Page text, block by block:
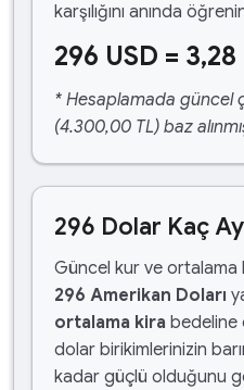
karşılığını anında
296 USD =
* Hesaplamada güncel
(4.300,00 TL) baz
296 Dolar Kaç
Güncel kur ve
296 Amerikan Doları
ortalama kira bedeline
dolar birikimlerinizin
kadar güçlü olduğunu